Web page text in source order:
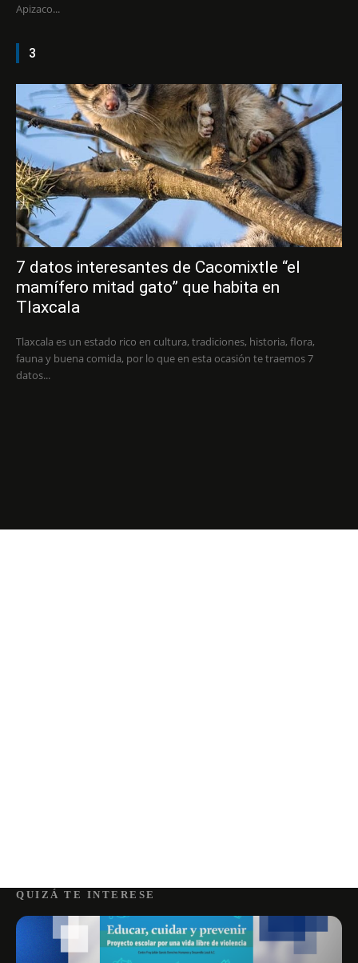
Apizaco...
3
7 datos interesantes de Cacomixtle “el
mamífero mitad gato” que habita en
Tlaxcala
Tlaxcala es un estado rico en cultura, tradiciones, historia, flora,
fauna y buena comida, por lo que en esta ocasión te traemos 7
datos...
QUIZÁ TE INTERESE